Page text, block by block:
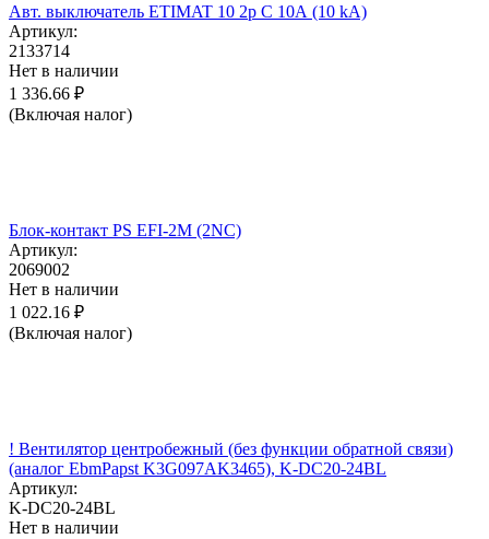
Авт. выключатель ETIMAT 10 2p C 10А (10 kA)
Артикул:
2133714
Нет в наличии
1 336.66 ₽
(Включая налог)
Блок-контакт PS EFI-2M (2NC)
Артикул:
2069002
Нет в наличии
1 022.16 ₽
(Включая налог)
! Вентилятор центробежный (без функции обратной связи)
(аналог EbmPapst K3G097AK3465), K-DC20-24BL
Артикул:
K-DC20-24BL
Нет в наличии